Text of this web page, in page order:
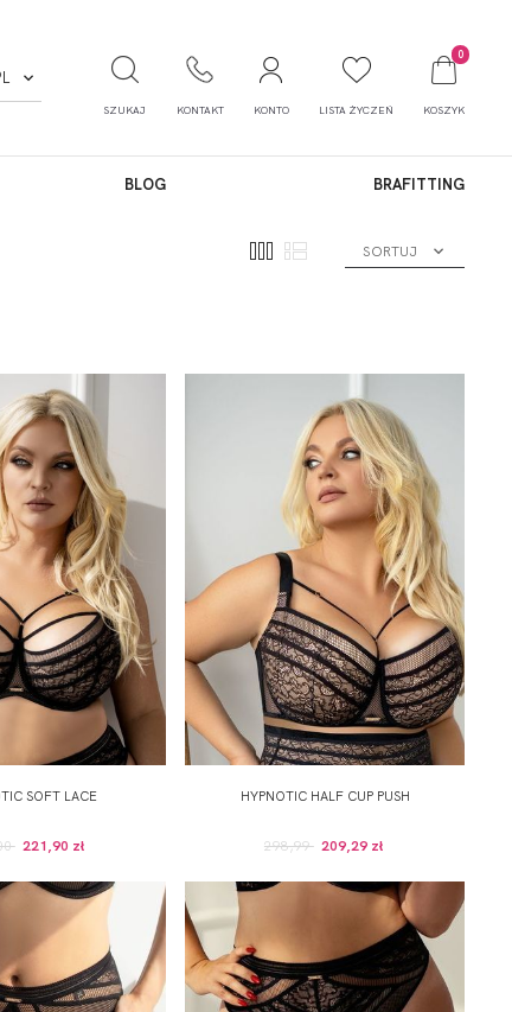
SZUKAJ KONTAKT KONTO LISTA ŻYCZEŃ
0
KOSZYK
BLOG BRAFITTING
SORTUJ
SOFT LACE
221,90 zł
HYPNOTIC HALF CUP PUSH
298,99 209,29 zł